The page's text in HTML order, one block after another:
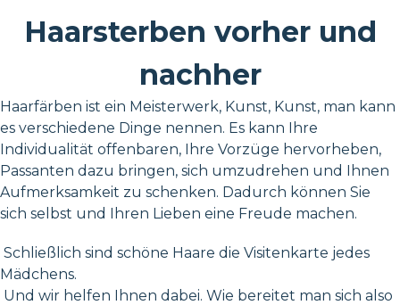
Haarsterben vorher und
nachher
Haarfärben ist ein Meisterwerk, Kunst, Kunst, man kann
es verschiedene Dinge nennen. Es kann Ihre
Individualität offenbaren, Ihre Vorzüge hervorheben,
Passanten dazu bringen, sich umzudrehen und Ihnen
Aufmerksamkeit zu schenken. Dadurch können Sie
sich selbst und Ihren Lieben eine Freude machen.
Schließlich sind schöne Haare die Visitenkarte jedes
Mädchens.
Und wir helfen Ihnen dabei. Wie bereitet man sich also